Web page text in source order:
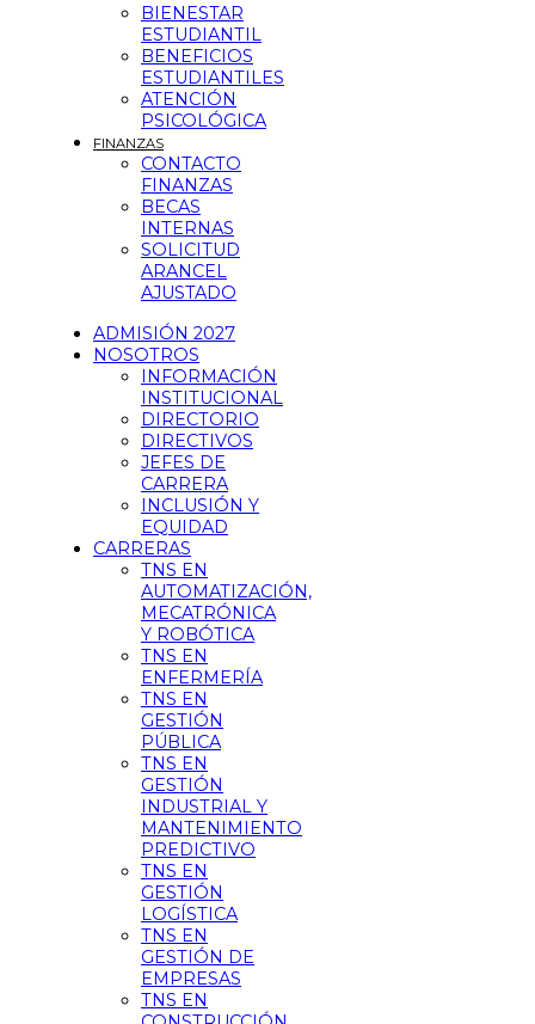
BIENESTAR
ESTUDIANTIL
BENEFICIOS
ESTUDIANTILES
ATENCIÓN
PSICOLÓGICA
FINANZAS
CONTACTO
FINANZAS
BECAS
INTERNAS
SOLICITUD
ARANCEL
AJUSTADO
ADMISIÓN 2027
NOSOTROS
INFORMACIÓN
INSTITUCIONAL
DIRECTORIO
DIRECTIVOS
JEFES DE
CARRERA
INCLUSIÓN Y
EQUIDAD
CARRERAS
TNS EN
AUTOMATIZACIÓN,
MECATRÓNICA
Y ROBÓTICA
TNS EN
ENFERMERÍA
TNS EN
GESTIÓN
PÚBLICA
TNS EN
GESTIÓN
INDUSTRIAL Y
MANTENIMIENTO
PREDICTIVO
TNS EN
GESTIÓN
LOGÍSTICA
TNS EN
GESTIÓN DE
EMPRESAS
TNS EN